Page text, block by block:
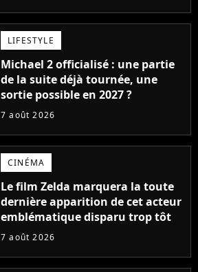
LIFESTYLE
Michael 2 officialisé : une partie
de la suite déjà tournée, une
sortie possible en 2027 ?
7 août 2026
CINÉMA
Le film Zelda marquera la toute
dernière apparition de cet acteur
emblématique disparu trop tôt
7 août 2026